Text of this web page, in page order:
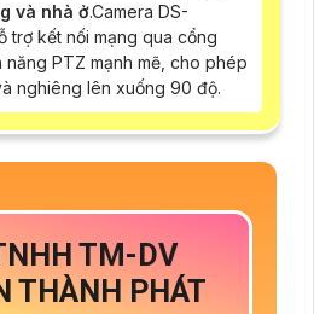
và nhà ở.Camera DS-
trợ kết nối mạng qua cổng
PTZ mạnh mẽ, cho phép
nghiêng lên xuống 90 độ.
TM-DV
THÀNH PHÁT